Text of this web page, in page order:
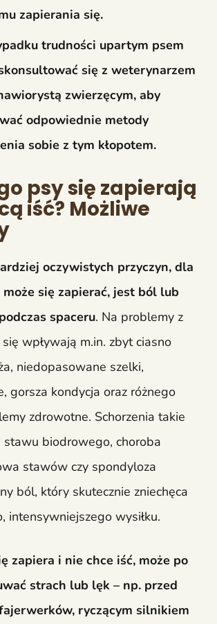
zapierania się.
trudności upartym psem
się z weterynarzem
zwierzęcym, aby
odpowiednie metody
sobie z tym kłopotem.
psy się zapierają
iść? Możliwe
oczywistych przyczyn, dla
się zapierać, jest ból lub
spaceru. Na problemy z
wpływają m.in. zbyt ciasno
niedopasowane szelki,
gorsza kondycja oraz różnego
zdrowotne. Schorzenia takie
stawu biodrowego, choroba
stawów czy spondyloza
ból, który skutecznie zniechęca
intensywniejszego wysiłku.
zapiera i nie chce iść, może po
strach lub lęk – np. przed
ryczącym silnikiem